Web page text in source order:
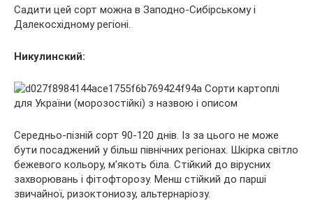
Садити цей сорт можна в Заподно-Сибірському і
Далекосхідному регіоні.
Никулинский:
Середньо-пізній сорт 90-120 днів. Із за цього не може
бути посаджений у більш північних регіонах. Шкірка світло
бежевого кольору, м’якоть біла. Стійкий до вірусних
захворювань і фітофторозу. Менш стійкий до парші
звичайної, ризоктониозу, альтернаріозу.